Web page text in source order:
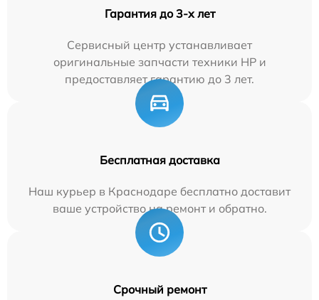
Гарантия до 3-х лет
Сервисный центр устанавливает
оригинальные запчасти техники HP и
предоставляет гарантию до 3 лет.
Бесплатная доставка
Наш курьер в Краснодаре бесплатно доставит
ваше устройство на ремонт и обратно.
Срочный ремонт